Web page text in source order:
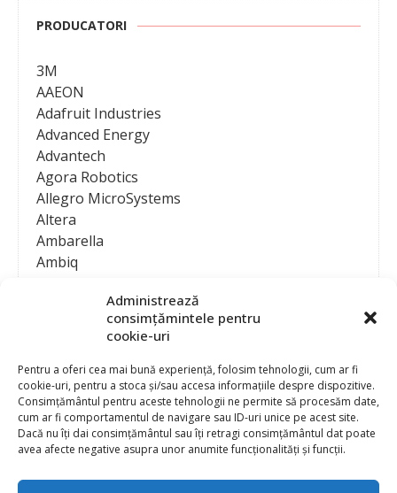
Administrează
consimțămintele pentru
cookie-uri
Pentru a oferi cea mai bună experiență, folosim tehnologii, cum ar fi
cookie-uri, pentru a stoca și/sau accesa informațiile despre dispozitive.
Consimțământul pentru aceste tehnologii ne permite să procesăm date,
cum ar fi comportamentul de navigare sau ID-uri unice pe acest site.
Dacă nu îți dai consimțământul sau îți retragi consimțământul dat poate
avea afecte negative asupra unor anumite funcționalități și funcții.
PRODUCATORI
3M
AAEON
Adafruit Industries
Advanced Energy
Advantech
Agora Robotics
Allegro MicroSystems
Altera
Ambarella
Ambiq
Analog Devices
Anritsu Corporation
Ansys
APS
Arduino
Arm
Asentics